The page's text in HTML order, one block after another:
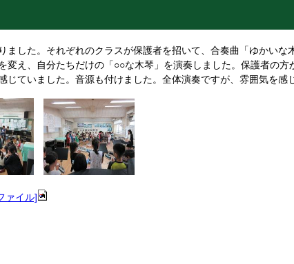
した。それぞれのクラスが保護者を招いて、合奏曲「ゆかいな
変え、自分たちだけの「○○な木琴」を演奏しました。保護者の方
じていました。音源も付けました。全体演奏ですが、雰囲気を感
ァイル]